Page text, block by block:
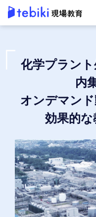
化学プラン
内
オンデマンド
効果的